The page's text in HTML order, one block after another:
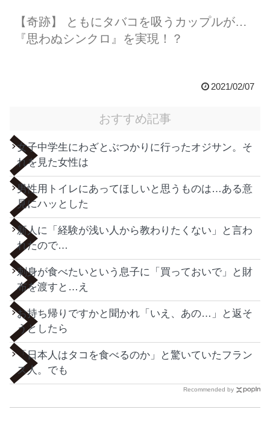
【奇跡】 ともにタバコを吸うカップルが…
『思わぬシンクロ』を実現！？
2021/02/07
おすすめ記事
女子中学生にわざとぶつかりに行ったオジサン。そ
れを見た女性は
男性用トイレにあってほしいと思うものは…ある意
見にハッとした
新人に「経験が浅い人から教わりたくない」と言わ
れたので…
刺身が食べたいという息子に「買っておいで」と財
布を渡すと…え
お持ち帰りですかと聞かれ「いえ、あの…」と返そ
うとしたら
「日本人はタコを食べるのか」と驚いていたフラン
ス人。でも
Recommended by